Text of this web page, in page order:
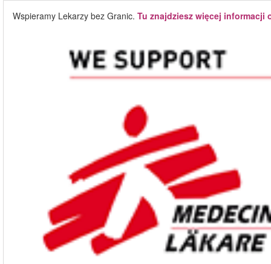
Wspieramy Lekarzy bez Granic. Tu znajdziesz więcej informacji